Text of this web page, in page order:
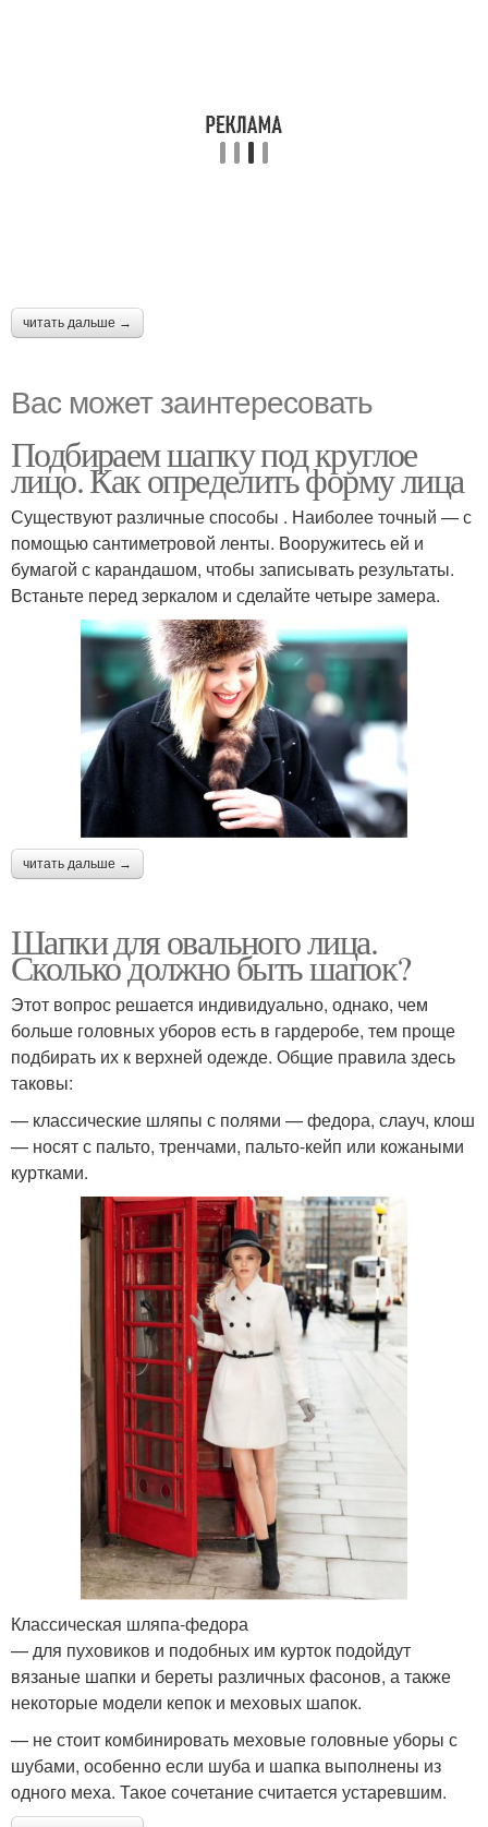
читать дальше →
Вас может заинтересовать
Подбираем шапку под круглое
лицо. Как определить форму лица
Существуют различные способы . Наиболее точный — с
помощью сантиметровой ленты. Вооружитесь ей и
бумагой с карандашом, чтобы записывать результаты.
Встаньте перед зеркалом и сделайте четыре замера.
читать дальше →
Шапки для овального лица.
Сколько должно быть шапок?
Этот вопрос решается индивидуально, однако, чем
больше головных уборов есть в гардеробе, тем проще
подбирать их к верхней одежде. Общие правила здесь
таковы:
— классические шляпы с полями — федора, слауч, клош
— носят с пальто, тренчами, пальто-кейп или кожаными
куртками.
Классическая шляпа-федора
— для пуховиков и подобных им курток подойдут
вязаные шапки и береты различных фасонов, а также
некоторые модели кепок и меховых шапок.
— не стоит комбинировать меховые головные уборы с
шубами, особенно если шуба и шапка выполнены из
одного меха. Такое сочетание считается устаревшим.